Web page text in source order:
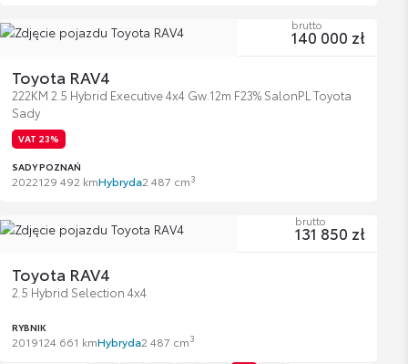
Toyota RAV4
222KM 2.5 Hybrid Executive 4x4 Gw.12m F23% SalonPL Toyota
Sady
VAT 23%
SADY POZNAŃ
2022129 492 kmHybryda2 487 cm3
brutto
140 000 zł
Toyota RAV4
2.5 Hybrid Selection 4x4
RYBNIK
2019124 661 kmHybryda2 487 cm3
brutto
131 850 zł